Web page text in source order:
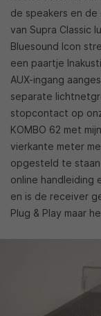
de speakers en
van Supra Classic
Bluesound Icon
een paartje
AUX-ingang
separate
stopcontact op
KOMBO 62 met
vierkante meter
opgesteld te
online handleiding
en is de receiver
Plug & Play maar